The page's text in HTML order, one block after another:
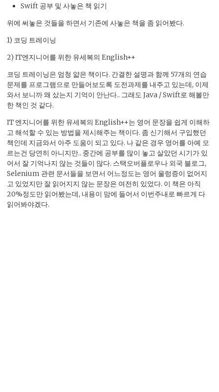
Swift 공부 및 사놓은 책 읽기
위에 써놓은 것들을 하면서 기존에 사놓은 책을 좀 읽어봤다.
1) 코딩 트레이닝
2) IT엔지니어를 위한 유세복의 English++
코딩 트레이닝은 엄청 얇은 책이다. 간결한 설명과 함께 57개의 연습
문제를 프로그램으로 만들어보도록 도전과제를 내주고 있는데, 이제
와서 보니까 왜 샀는지 기억이 안난다.. 그래도 Java / Swift로 해볼만
한 책인 것 같다.
IT 엔지니어를 위한 유세복의 English++는 영어 문장을 쉽게 이해하
고 해석할 수 있는 방법을 제시해주는 책이다. 좀 신기해서 구입했던
책인데 지금와서 아주 도움이 되고 있다. 나 같은 경우 영어를 아예 모
르는건 당연히 아니지만.. 중간에 공부를 많이 놓고 살았던 시기가 있
어서 잘 기억나지 않는 것들이 많다. 스택오버플로우나 외국 블로그,
Selenium 관련 문서들을 보면서 어느정도는 영어 울렁증이 없어지
고 있었지만 잘 읽어지지 않는 문장은 여전히 있었다. 이 책은 아직
20%정도만 읽어봤는데, 내용이 맘에 들어서 이번주내로 빠르게 다
읽어봐야겠다.